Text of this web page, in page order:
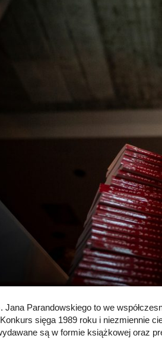
Jana Parandowskiego to we
Konkurs sięga 1989 roku i niezmiennie
są w formie książkowej oraz